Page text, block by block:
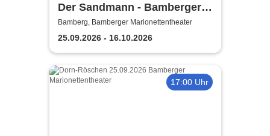
Der Sandmann - Bamberger
Marionettentheater
Bamberg, Bamberger Marionettentheater
25.09.2026 - 16.10.2026
17:00 Uhr